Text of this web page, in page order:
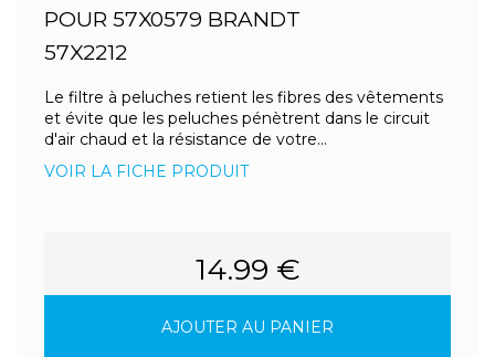
POUR 57X0579 BRANDT
57X2212
Le filtre à peluches retient les fibres des vêtements
et évite que les peluches pénètrent dans le circuit
d'air chaud et la résistance de votre...
VOIR LA FICHE PRODUIT
14.99 €
AJOUTER AU PANIER